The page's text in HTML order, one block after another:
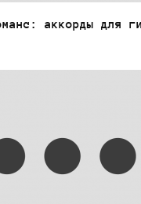
аккорды для